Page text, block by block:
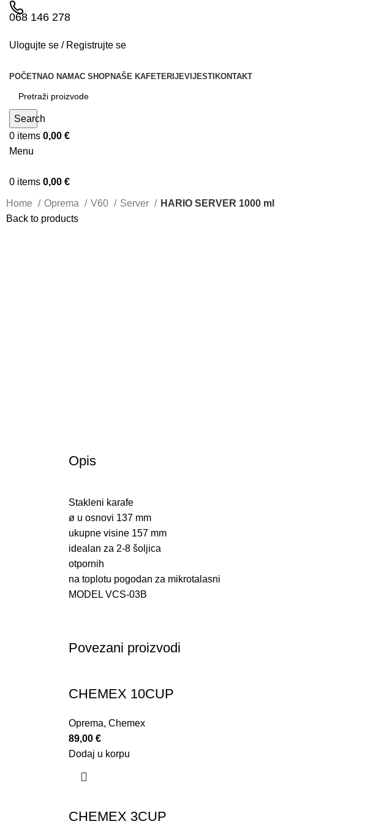
068 146 278
Ulogujte se / Registrujte se
POČETNAO NAMAC SHOPNAŠE KAFETERIJEVIJESTI KONTAKT
Search
0 items 0,00 €
Menu
0 items 0,00 €
Home Oprema V60 Server
HARIO SERVER 1000 ml
Back to products
Opis
Stakleni karafe
ø u osnovi 137 mm
ukupne visine 157 mm
idealan za 2-8 šoljica
otpornih
na toplotu pogodan za mikrotalasni
MODEL VCS-03B
Povezani proizvodi
CHEMEX 10CUP
Oprema, Chemex
89,00 €
Dodaj u korpu
CHEMEX 3CUP